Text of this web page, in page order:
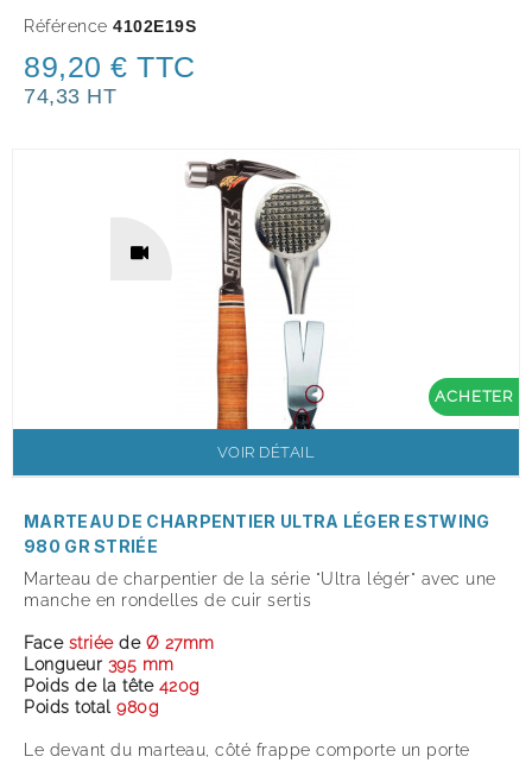
Référence 4102E19S
89,20 € TTC
74,33 HT
ACHETER
VOIR DÉTAIL
MARTEAU DE CHARPENTIER ULTRA LÉGER ESTWING
980 GR STRIÉE
Marteau de charpentier de la série "Ultra légér" avec une
manche en rondelles de cuir sertis
Face striée deØ 27mm
Longueur 395 mm
Poids de la tête 420g
Poids total 980g
Le devant du marteau, côté frappe comporte un porte